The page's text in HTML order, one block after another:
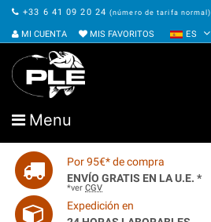
+33 6 41 09 20 24(número de tarifa normal)
MI CUENTA MIS FAVORITOS ES
Menu
Por 95€* de compra
ENVÍO GRATIS EN LA U.E. *
*ver CGV
Expedición en